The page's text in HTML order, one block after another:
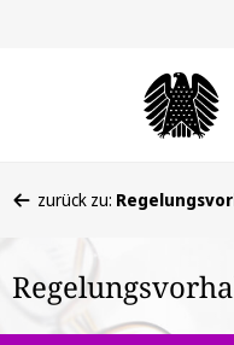
befinden
hier:
zurück zu: